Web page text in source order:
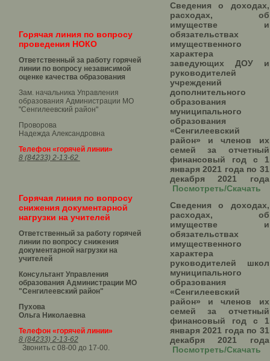
Горячая линия по вопросу
проведения НОКО
Ответственный за работу горячей
линии по вопросу независимой
оценке качества образования
Зам. начальника Управления
образования Администрации МО
"Сенгилеевский район"
Проворова
Надежда Александровна
Телефон «горячей линии»
8 (84233) 2-13-62
Горячая линия по вопросу
снижения документарной
нагрузки на учителей
Ответственный за работу горячей
линии по вопросу снижения
документарной нагрузки на
учителей
Консультант Управления
образования Администрации МО
"Сенгилеевский район"
Пухова
Ольга Николаевна
Телефон «горячей линии»
8 (84233) 2-13-62
Звонить с 08-00 до 17-00.
Сведения о доходах,
расходах, об
имуществе и
обязательствах
имущественного
характера
заведующих ДОУ и
руководителей
учреждений
дополнительного
образования
муниципального
образования
«Сенгилеевский
район» и членов их
семей за отчетный
финансовый год с 1
января 2021 года по 31
декабря 2021 года
Посмотреть/Скачать
Сведения о доходах,
расходах, об
имуществе и
обязательствах
имущественного
характера
руководителей школ
муниципального
образования
«Сенгилеевский
район» и членов их
семей за отчетный
финансовый год с 1
января 2021 года по 31
декабря 2021 года
Посмотреть/Скачать